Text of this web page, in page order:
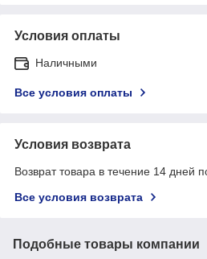
Условия оплаты
Наличными
Все условия оплаты
Условия возврата
Возврат товара в течение 14 дней
Все условия возврата
Подобные товары компании